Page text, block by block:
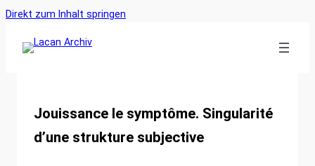
Direkt zum Inhalt springen
Jouissance le symptôme. Singularité
d’une strukture subjective